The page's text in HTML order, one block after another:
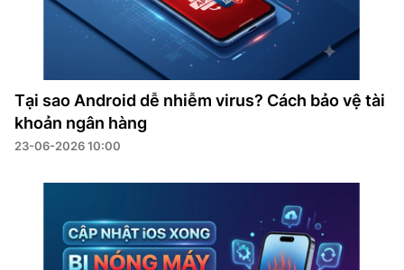
Tại sao Android dễ nhiễm virus? Cách bảo vệ tài
khoản ngân hàng
23-06-2026 10:00